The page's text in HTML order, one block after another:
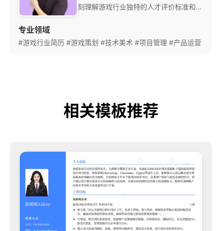
刻理解游戏行业独特的人才评价标准和创
品集与简历的有机结合。他熟悉游戏开发
专业领域
#游戏行业简历 #游戏策划 #技术美术 #项目管理 #产品运营
相关模板推荐